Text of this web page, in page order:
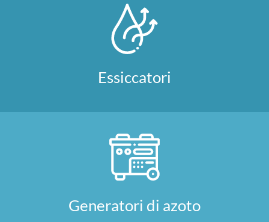
Essiccatori
Generatori di azoto